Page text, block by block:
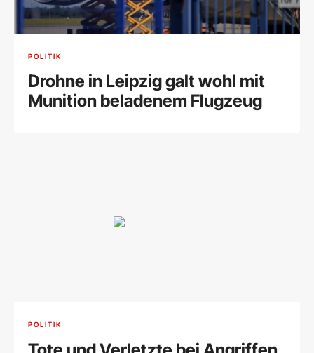
POLITIK
Drohne in Leipzig galt wohl mit
Munition beladenem Flugzeug
POLITIK